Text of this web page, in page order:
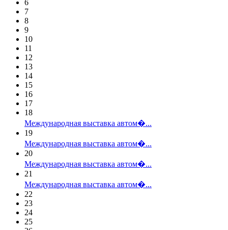
6
7
8
9
10
11
12
13
14
15
16
17
18
Международная выставка автом�...
19
Международная выставка автом�...
20
Международная выставка автом�...
21
Международная выставка автом�...
22
23
24
25